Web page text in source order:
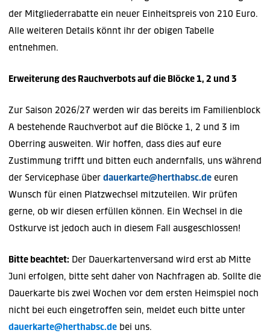
der Mitgliederrabatte ein neuer Einheitspreis von 210 Euro.
Alle weiteren Details könnt ihr der obigen Tabelle
entnehmen.
Erweiterung des Rauchverbots auf die Blöcke 1, 2 und 3
Zur Saison 2026/27 werden wir das bereits im Familienblock
A bestehende Rauchverbot auf die Blöcke 1, 2 und 3 im
Oberring ausweiten. Wir hoffen, dass dies auf eure
Zustimmung trifft und bitten euch andernfalls, uns während
der Servicephase über dauerkarte@herthabsc.de euren
Wunsch für einen Platzwechsel mitzuteilen. Wir prüfen
gerne, ob wir diesen erfüllen können. Ein Wechsel in die
Ostkurve ist jedoch auch in diesem Fall ausgeschlossen!
Bitte beachtet: Der Dauerkartenversand wird erst ab Mitte
Juni erfolgen, bitte seht daher von Nachfragen ab. Sollte die
Dauerkarte bis zwei Wochen vor dem ersten Heimspiel noch
nicht bei euch eingetroffen sein, meldet euch bitte unter
dauerkarte@herthabsc.de bei uns.